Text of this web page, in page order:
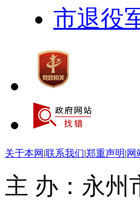
市退役
关于本网 |联系我们|郑重声明|网
主 办：永州